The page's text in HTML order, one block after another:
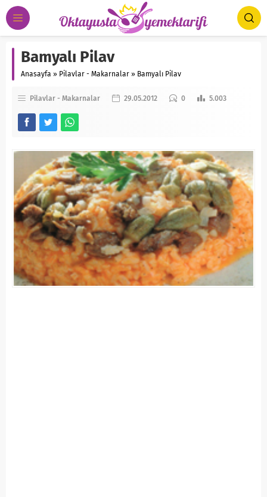
Bamyalı Pilav
Anasayfa » Pilavlar - Makarnalar » Bamyalı Pilav
Pilavlar - Makarnalar 29.05.2012 0 5.003